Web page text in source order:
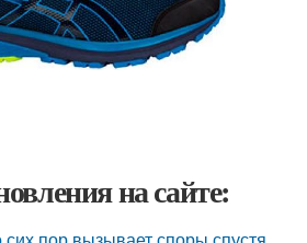
на сайте: